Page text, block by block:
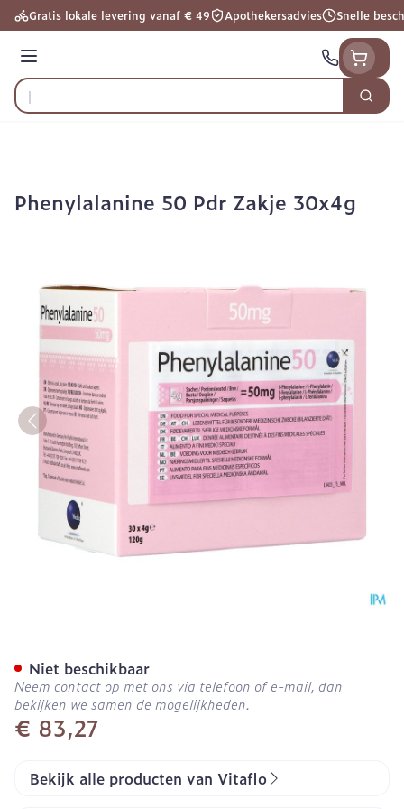
Ga naar de inhoud
Gratis lokale levering vanaf € 49 Apothekersadvies Snelle
Menu
Product, merk, categorie...
Zoek
Phenylalanine 50 Pdr Zakje 30x4g
€ 83,27
Niet beschikbaar
Neem contact op met ons via telefoon of e-mail, dan
bekijken we samen de mogelijkheden.
Bekijk alle producten van Vitaflo